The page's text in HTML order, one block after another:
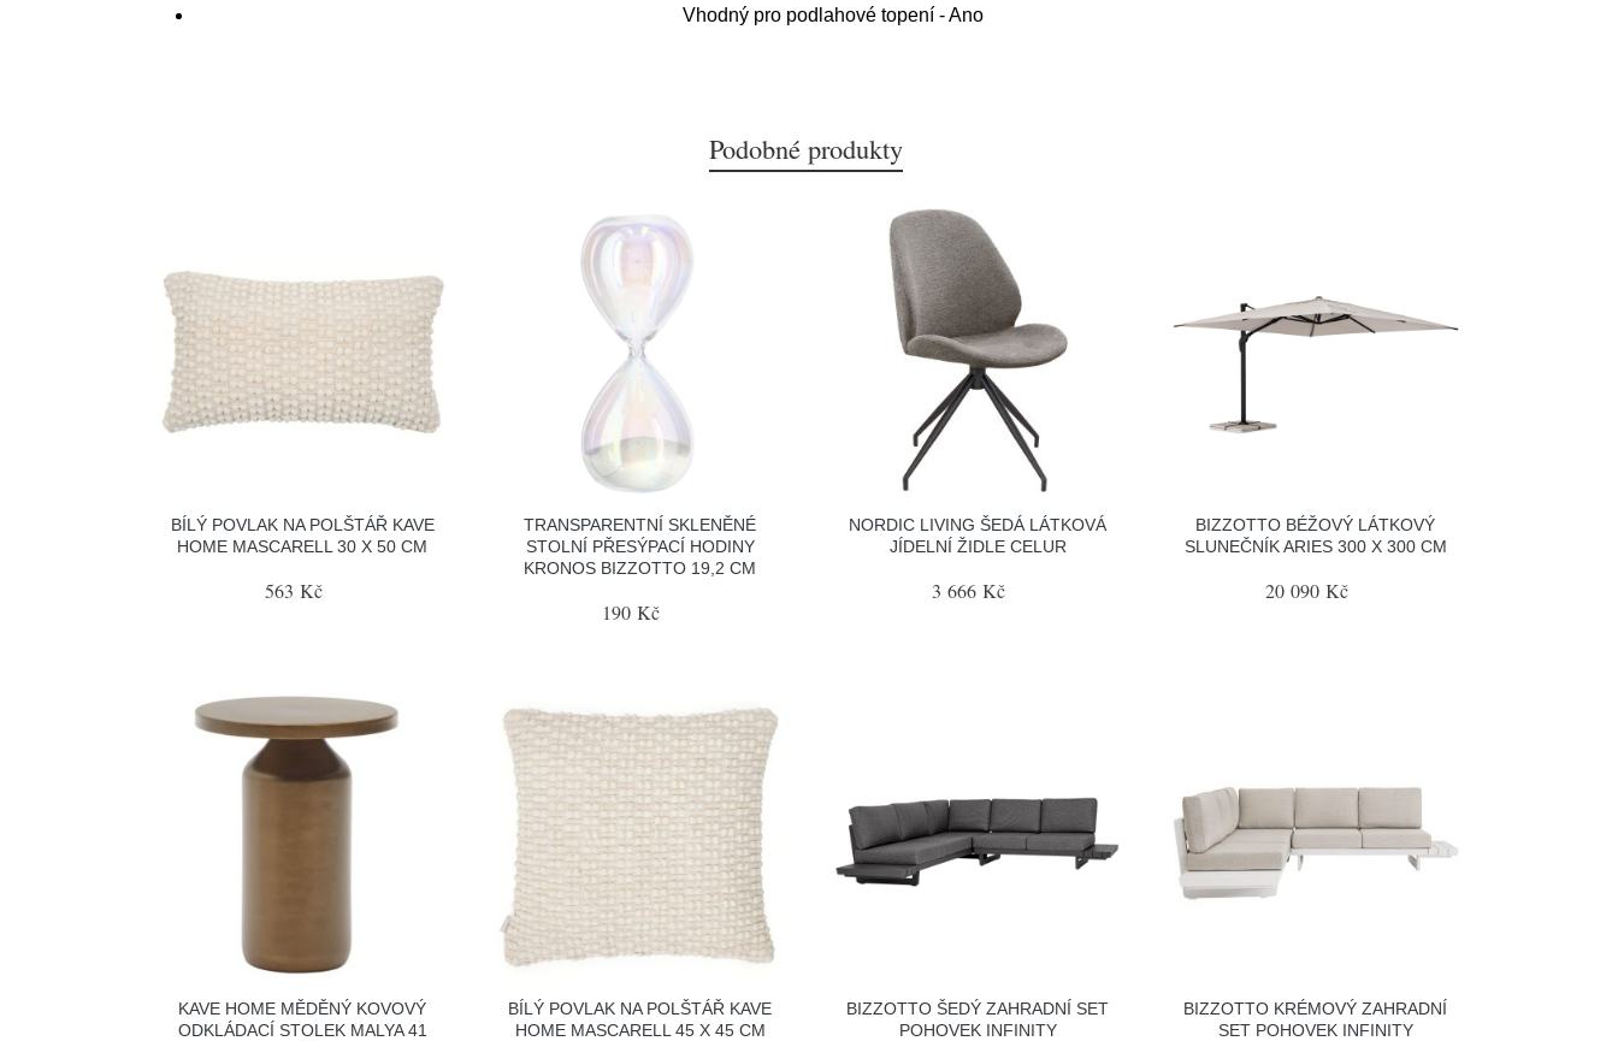
Vhodný pro podlahové topení - Ano
Podobné produkty
BÍLÝ POVLAK NA POLŠTÁŘ KAVE
HOME MASCARELL 30 X 50 CM
563 Kč
TRANSPARENTNÍ SKLENĚNÉ
STOLNÍ PŘESÝPACÍ HODINY
KRONOS BIZZOTTO 19,2 CM
190 Kč
NORDIC LIVING ŠEDÁ LÁTKOVÁ
JÍDELNÍ ŽIDLE CELUR
3 666 Kč
BIZZOTTO BÉŽOVÝ LÁTKOVÝ
SLUNEČNÍK ARIES 300 X 300 CM
20 090 Kč
KAVE HOME MĚDĚNÝ KOVOVÝ
ODKLÁDACÍ STOLEK MALYA 41
BÍLÝ POVLAK NA POLŠTÁŘ KAVE
HOME MASCARELL 45 X 45 CM
BIZZOTTO ŠEDÝ ZAHRADNÍ SET
POHOVEK INFINITY
BIZZOTTO KRÉMOVÝ ZAHRADNÍ
SET POHOVEK INFINITY